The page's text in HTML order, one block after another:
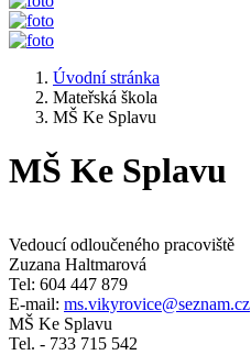
Úvodní stránka
Mateřská škola
MŠ Ke Splavu
MŠ Ke Splavu
Vedoucí odloučeného pracoviště
Zuzana Haltmarová
Tel: 604 447 879
E-mail: ms.vikyrovice@seznam.cz
MŠ Ke Splavu
Tel. - 733 715 542